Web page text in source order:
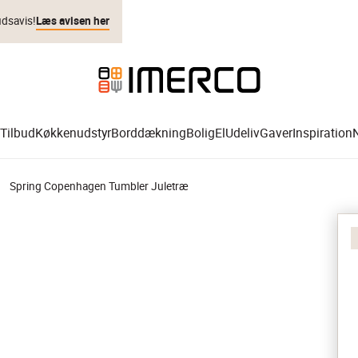
Læs avisen her
TilbudKøkkenudstyrBorddækningBoligElUdelivGaverInspiration
Spring Copenhagen Tumbler Juletræ